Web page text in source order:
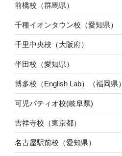
前橋校（群馬県）
千種イオンタウン校（愛知県）
千里中央校（大阪府）
半田校（愛知県）
博多校（English Lab）（福岡県）
可児パティオ校(岐阜県)
吉祥寺校（東京都）
名古屋駅前校（愛知県）